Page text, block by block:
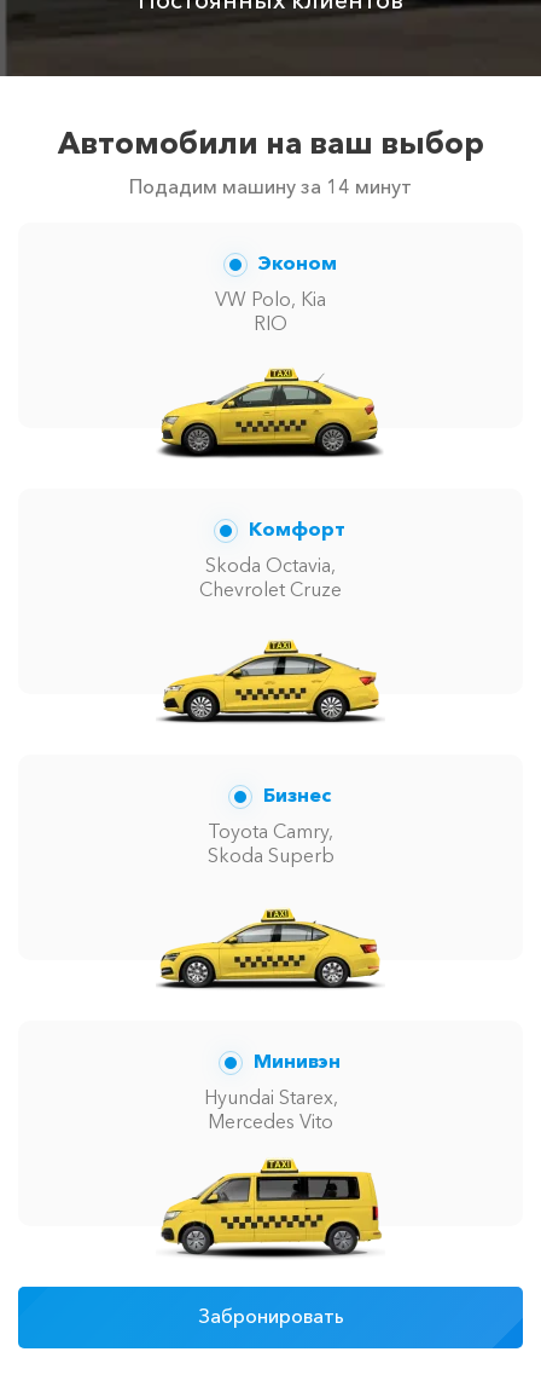
Автомобили на ваш выбор
Подадим машину за 14 минут
Эконом
VW Polo, Kia
RIO
Комфорт
Skoda Octavia,
Chevrolet Cruze
Бизнес
Toyota Camry,
Skoda Superb
Минивэн
Hyundai Starex,
Mercedes Vito
Забронировать